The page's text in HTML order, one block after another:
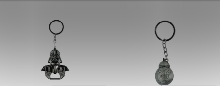
2,5 cm, výška droida je 3,5 cm.